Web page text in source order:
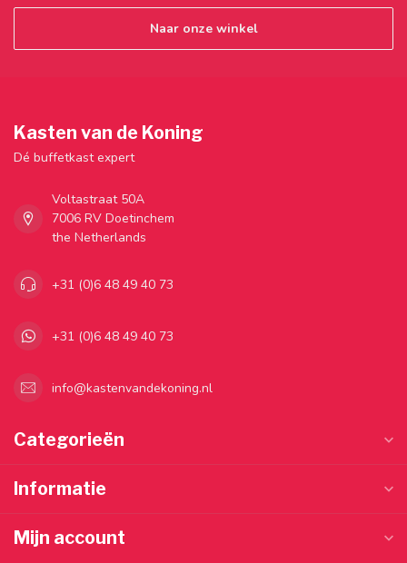
Naar onze winkel
Kasten van de Koning
Dé buffetkast expert
Voltastraat 50A
7006 RV Doetinchem
the Netherlands
+31 (0)6 48 49 40 73
+31 (0)6 48 49 40 73
info@kastenvandekoning.nl
Categorieën
Informatie
Mijn account